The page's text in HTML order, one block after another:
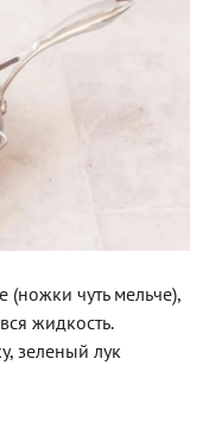
чуть мельче),
жидкость.
зеленый лук